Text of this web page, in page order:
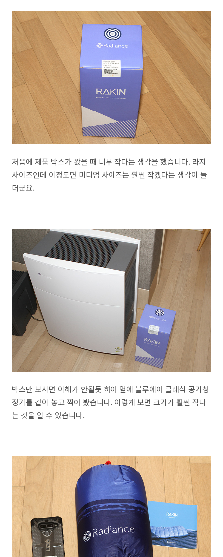
처음에 제품 박스가 왔을 때 너무 작다는 생각을 했습니다. 라지
사이즈인데 이정도면 미디엄 사이즈는 훨씬 작겠다는 생각이 들
더군요.
박스만 보시면 이해가 안될듯 하여 옆에 블루에어 클래식 공기청
정기를 같이 놓고 찍어 봤습니다. 이렇게 보면 크기가 훨씬 작다
는 것을 알 수 있습니다.